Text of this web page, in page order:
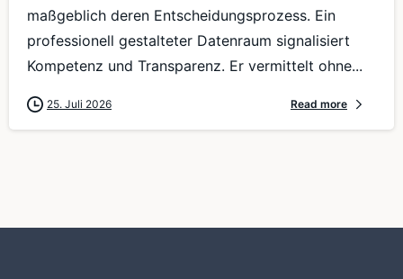
maßgeblich deren Entscheidungsprozess. Ein
professionell gestalteter Datenraum signalisiert
Kompetenz und Transparenz. Er vermittelt ohne...
25. Juli 2026 Read more